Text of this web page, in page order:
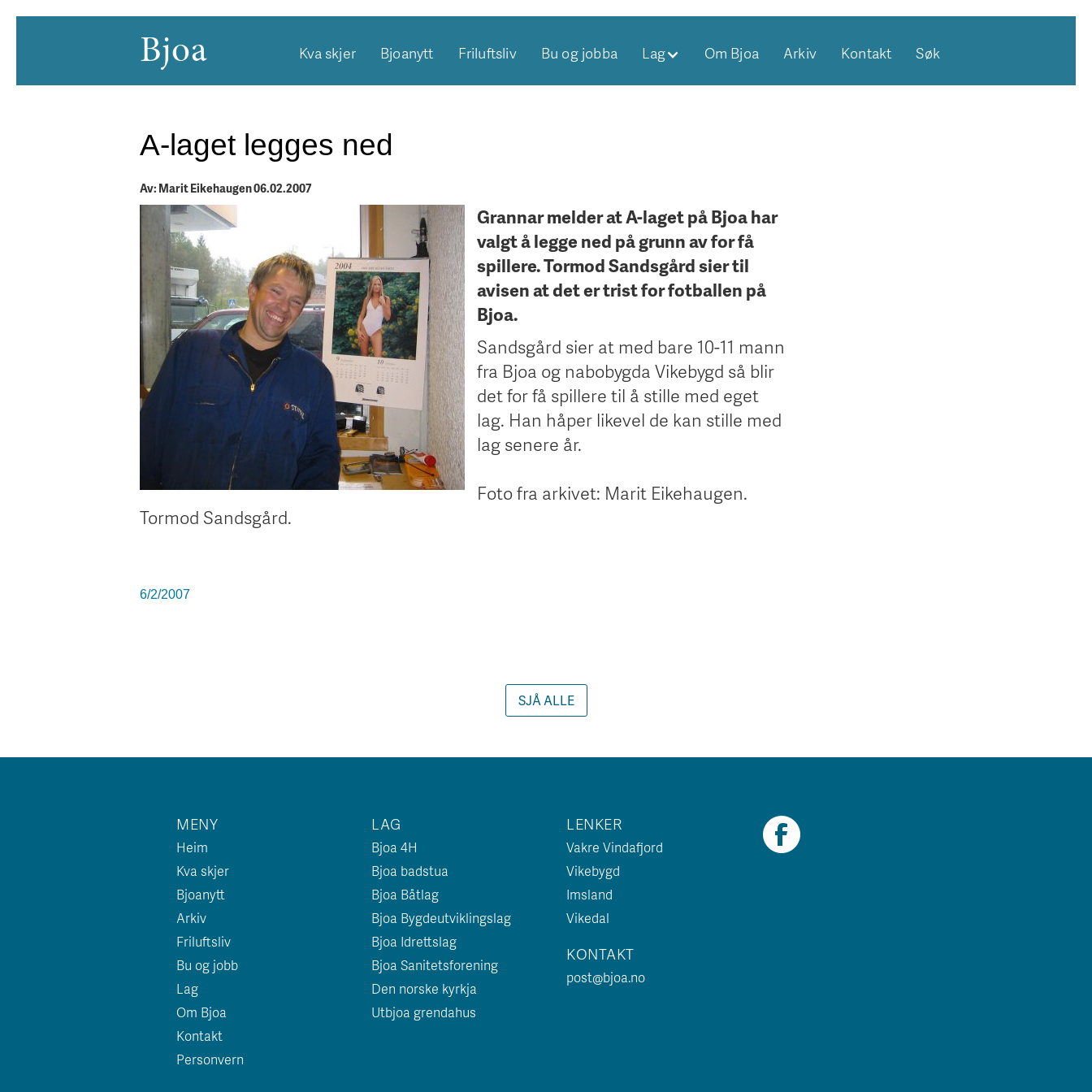
Bjoa Kva skjer Bjoanytt Friluftsliv Bu og jobba Lag Om Bjoa Arkiv Kontakt Søk
A-laget legges ned
Av: Marit Eikehaugen 06.02.2007
Grannar melder at A-laget på Bjoa har
valgt å legge ned på grunn av for få
spillere. Tormod Sandsgård sier til
avisen at det er trist for fotballen på
Bjoa.
Sandsgård sier at med bare 10-11 mann
fra Bjoa og nabobygda Vikebygd så blir
det for få spillere til å stille med eget
lag. Han håper likevel de kan stille med
lag senere år.
Foto fra arkivet: Marit Eikehaugen.
Tormod Sandsgård.
6/2/2007
SJÅ ALLE
MENY
Heim
Kva skjer
Bjoanytt
Arkiv
Friluftsliv
Bu og jobb
Lag
Om Bjoa
Kontakt
Personvern
LAG
Bjoa 4H
Bjoa badstua
Bjoa Båtlag
Bjoa Bygdeutviklingslag
Bjoa Idrettslag
Bjoa Sanitetsforening
Den norske kyrkja
Utbjoa grendahus
LENKER
Vakre Vindafjord
Vikebygd
Imsland
Vikedal
KONTAKT
post@bjoa.no